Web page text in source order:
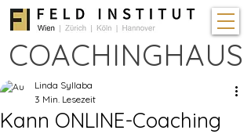
COACHINGHAUS
Kann ONLINE-Coaching
Linda Syllaba
3 Min. Lesezeit